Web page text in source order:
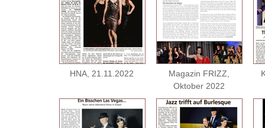
HNA, 21.11.2022
Magazin FRIZZ,
Oktober 2022